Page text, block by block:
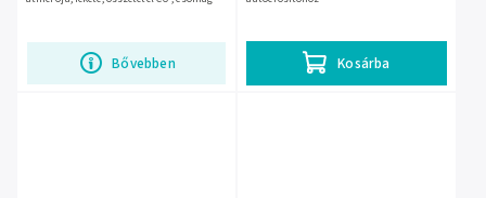
Bővebben Kosárba